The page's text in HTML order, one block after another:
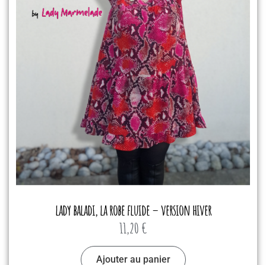
lady baladi, la robe fluide – version hiver
11,20 €
Ajouter au panier